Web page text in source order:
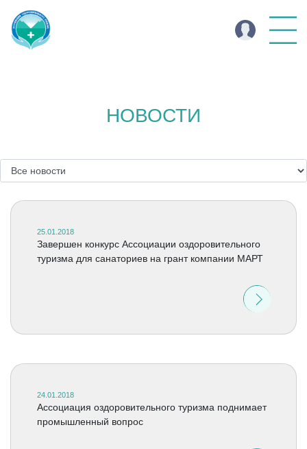
НОВОСТИ
25.01.2018
Завершен конкурс Ассоциации оздоровительного
туризма для санаториев на грант компании МАРТ
24.01.2018
Ассоциация оздоровительного туризма поднимает
промышленный вопрос